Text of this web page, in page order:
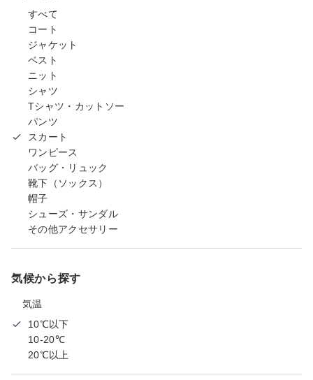
すべて
コート
ジャケット
ベスト
ニット
シャツ
Tシャツ・カットソー
パンツ
スカート
ワンピース
バッグ・リュック
靴下（ソックス）
帽子
シューズ・サンダル
その他アクセサリー
気候から探す
気温
10℃以下
10-20℃
20℃以上